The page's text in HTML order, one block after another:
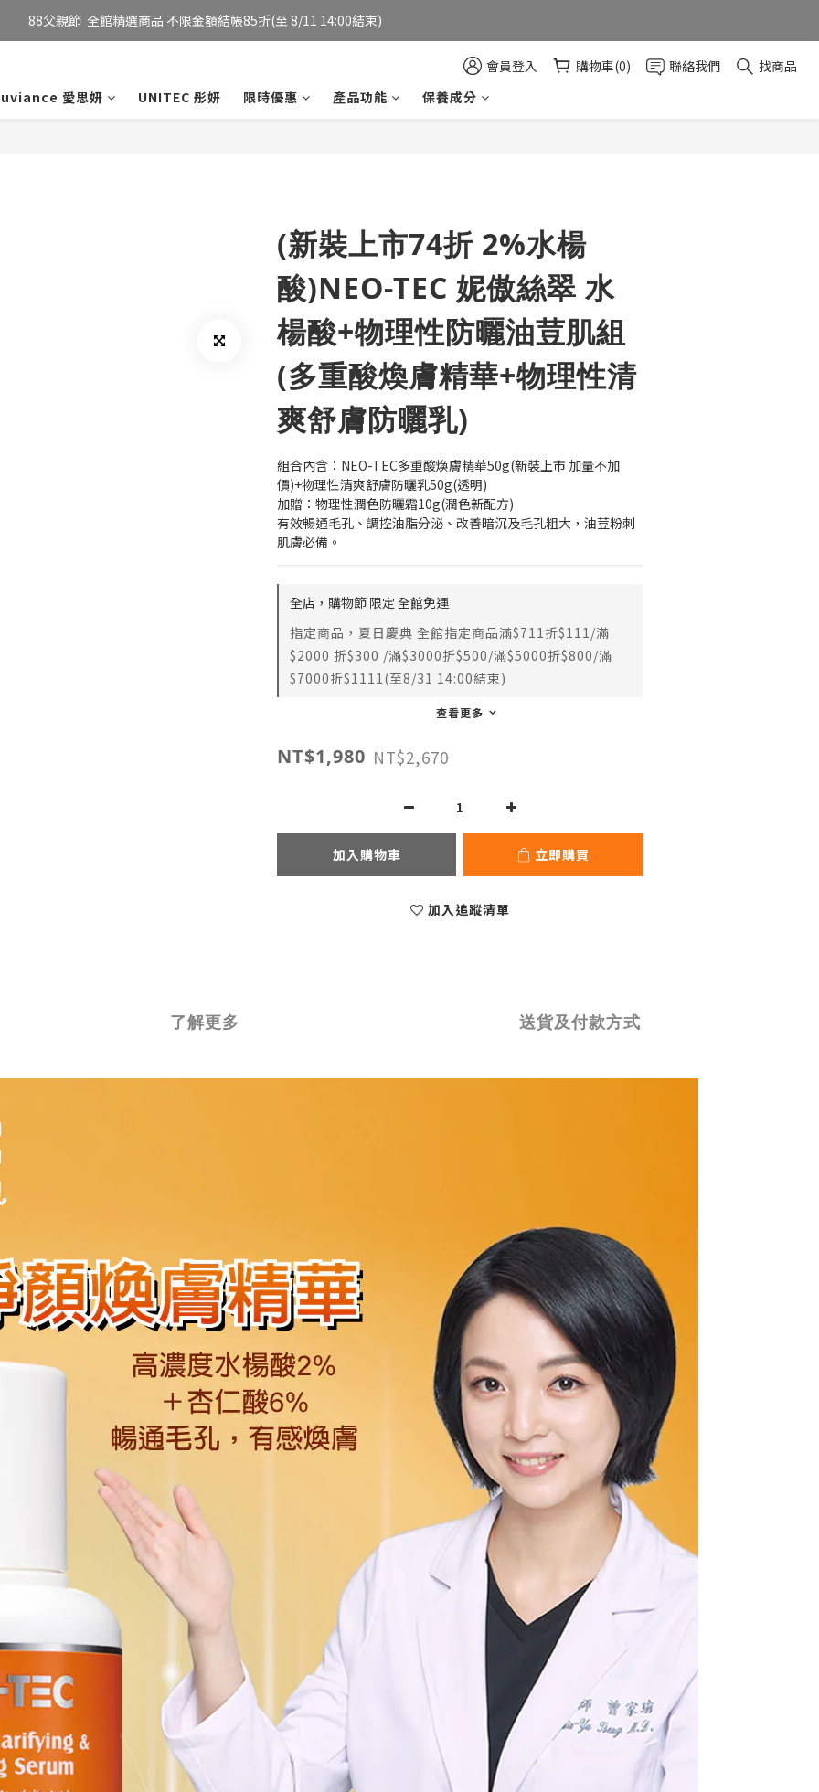
妮傲絲翠官方旗艦店 全新改版 全館免運/夏日慶典 會員12%點數回饋
物導購  88父親節加碼LINE POINTS 8%回饋 (詳見說明 至8/11 14:00結束)
會員登入 購物車(0) 聯絡我們
找商品
愛思妍
UNITEC 彤妍 限時優惠 產品功能 保養成分
(新裝上市74折 2%水楊
酸)NEO-TEC 妮傲絲翠 水
楊酸+物理性防曬油荳肌組
(多重酸煥膚精華+物理性清
爽舒膚防曬乳)
組合內含：NEO-TEC多重酸煥膚精華50g(新裝上市 加量不加
價)+物理性清爽舒膚防曬乳50g(透明)
加贈：物理性潤色防曬霜10g(潤色新配方)
有效暢通毛孔、調控油脂分泌、改善暗沉及毛孔粗大，油荳粉刺
肌膚必備。
全店，購物節 限定 全館免運
指定商品，夏日慶典 全館指定商品滿$711折$111/滿
$2000 折$300 /滿$3000折$500/滿$5000折$800/滿
$7000折$1111(至8/31 14:00結束)
查看更多
NT$1,980 NT$2,670
加入購物車 立即購買
加入追蹤清單
了解更多 送貨及付款方式